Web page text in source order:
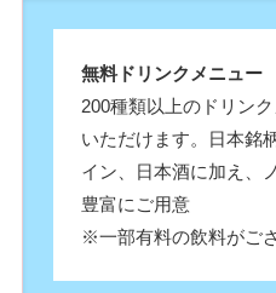
無料ドリンクメニュー
200種類以上のドリン
いただけます。日本銘
イン、日本酒に加え、
豊富にご用意
※一部有料の飲料がご